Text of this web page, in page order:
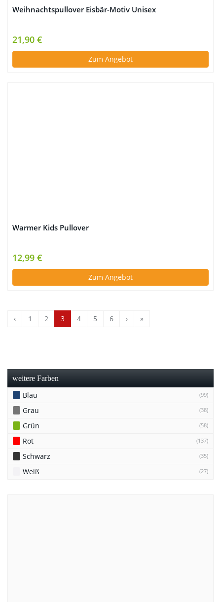
Weihnachtspullover Eisbär-Motiv Unisex
21,90 €
Zum Angebot
Warmer Kids Pullover
12,99 €
Zum Angebot
‹ 1 2 3 4 5 6 › »
weitere Farben
Blau (99)
Grau (38)
Grün (58)
Rot (137)
Schwarz (35)
Weiß (27)